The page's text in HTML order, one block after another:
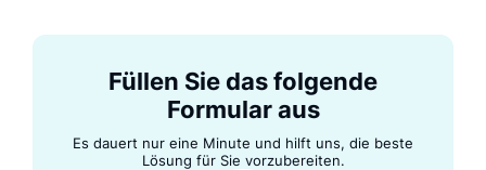
Füllen Sie das folgende
Formular aus
Es dauert nur eine Minute und hilft uns, die beste
Lösung für Sie vorzubereiten.